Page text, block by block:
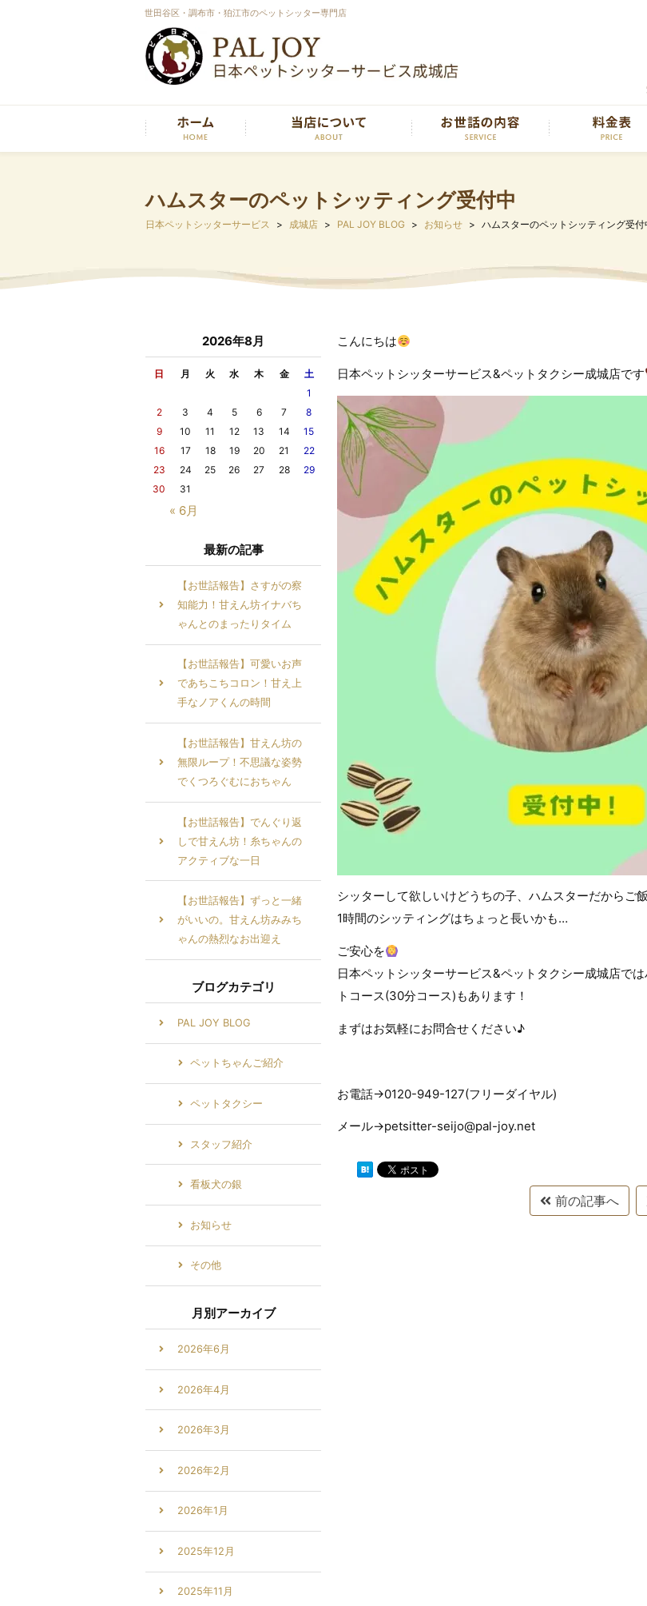
世田谷区・調布市・狛江市のペットシッター専門店
ハムスターのペットシッティング受付中
日本ペットシッターサービス 成城店 PAL JOY BLOG お知らせ ハムスターのペットシッティング受付
こんにちは
日本ペットシッターサービス&ペットタクシー成城店です
シッターして欲しいけどうちの子、ハムスターだからご
1時間のシッティングはちょっと長いかも…
ご安心を
日本ペットシッターサービス&ペットタクシー成城店で
トコース(30分コース)もあります！
まずはお気軽にお問合せください♪
お電話→0120-949-127(フリーダイヤル)
メール→petsitter-seijo@pal-joy.net
前の記事へ
2026年8月
日 月 火 水 木 金 土
« 6月
1
2
3 4 5 6 7
8
9
10 11 12 13 14
15
16
17 18 19 20 21
22
23
24 25 26 27 28
29
30
31
最新の記事
【お世話報告】さすがの察
知能力！甘えん坊イナバち
ゃんとのまったりタイム
【お世話報告】可愛いお声
であちこちコロン！甘え上
手なノアくんの時間
【お世話報告】甘えん坊の
無限ループ！不思議な姿勢
でくつろぐむにおちゃん
【お世話報告】でんぐり返
しで甘えん坊！糸ちゃんの
アクティブな一日
【お世話報告】ずっと一緒
がいいの。甘えん坊みみち
ゃんの熱烈なお出迎え
ブログカテゴリ
PAL JOY BLOG
ペットちゃんご紹介
ペットタクシー
スタッフ紹介
看板犬の銀
お知らせ
その他
月別アーカイブ
2026年6月
2026年4月
2026年3月
2026年2月
2026年1月
2025年12月
2025年11月